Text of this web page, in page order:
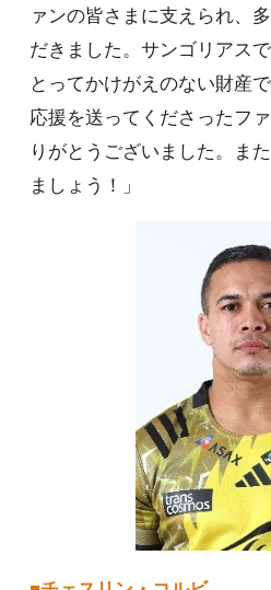
ァンの皆さまに支えられ、
だきました。サンゴリアス
とってかけがえのない財産
応援を送ってくださったフ
りがとうございました。ま
ましょう！」